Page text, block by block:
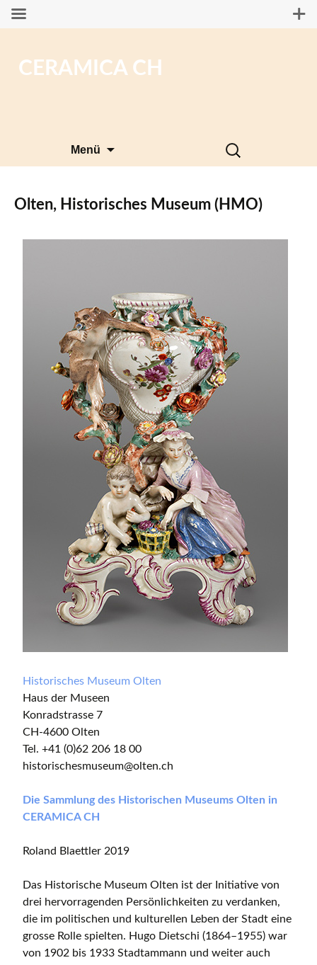
CERAMICA CH
Menü
Suchen
nach:
Olten, Historisches Museum (HMO)
Historisches Museum Olten
Haus der Museen
Konradstrasse 7
CH-4600 Olten
Tel. +41 (0)62 206 18 00
historischesmuseum@olten.ch
Die Sammlung des Historischen Museums Olten in
CERAMICA CH
Roland Blaettler 2019
Das Historische Museum Olten ist der Initiative von
drei hervorragenden Persönlichkeiten zu verdanken,
die im politischen und kulturellen Leben der Stadt eine
grosse Rolle spielten. Hugo Dietschi (1864–1955) war
von 1902 bis 1933 Stadtammann und weiter auch